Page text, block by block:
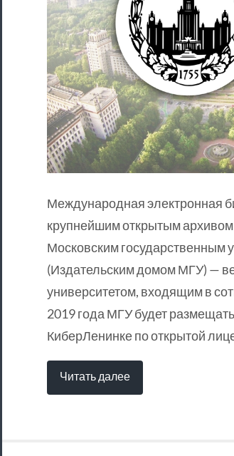
Международная электронная
крупнейшим открытым
Московским государственным
(Издательским домом МГУ) —
университетом, входящим в
2019 года МГУ будет
КиберЛенинке по открытой
Читать далее